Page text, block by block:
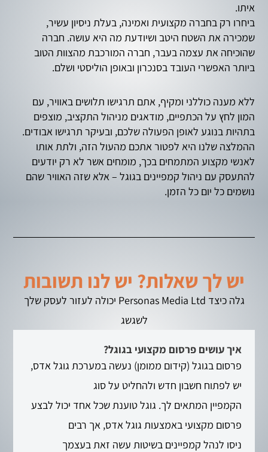
איתו.
ביחרו רק בחברה מקצועית ואמינה, בעלת ניסיון עשיר,
שמכירה את השטח היטב ושיודעת מה היא עושה. חברה
שהוכיחה את עצמה בעבר, חברה המורכבת מהצוות הטוב
ביותר האפשרי העובד בסנכרון ובאופן הוליסטי ושלם.
ללא מענה כוללני ומקיף, אתם תרגישו תלושים באוויר, עם
המון לחץ על הכתפיים, מודאגים מניהול התקציב, מוצפים
בתהיות בנוגע לאופן הפעולה שלכם, ובעיקר תרגישו אבודים.
ההמלצה שלנו היא לפטור אתכם מהעול הזה, ולתת אותו
לאנשי מקצוע המתמחים בכך, מומחים אשר לא רק יודעים
להתעסק עם ניהול קמפיינים בגוגל – אלא שזה האוויר שהם
נושמים כל יום כל הזמן.
יש לך שאלות? יש לנו תשובות
גלה כיצד Personas Media Ltd יכולה לעזור לעסק שלך
לשגשג
איך עושים פרסום מקצועי בגוגל?
פרסום בגוגל (קידום ממומן) נעשה במערכת גוגל אדס,
יש לפתוח חשבון חדש ולהחליט על סוג
הקמפיין המתאים לך. גוגל טוענת שכל אחד יכול לבצע
פרסום מקצועי באמצעות גוגל אדס, אך רבים
ניסו לנהל קמפיינים בשיטות עשה זאת בעצמך